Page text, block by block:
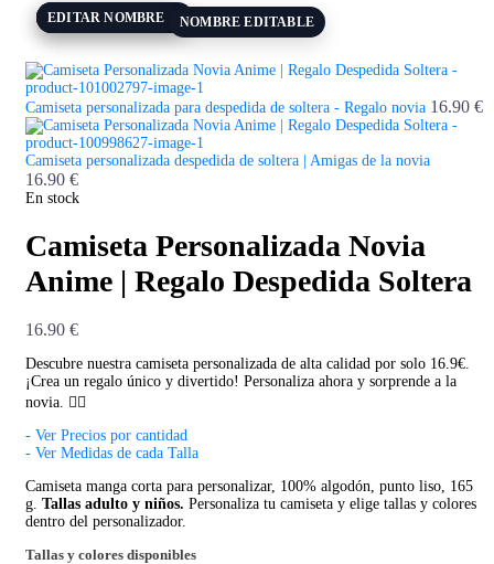
NOMBRE EDITABLE
Camiseta personalizada para despedida de soltera - Regalo novia 16.90 €
Camiseta personalizada despedida de soltera | Amigas de la novia
16.90 €
En stock
Camiseta Personalizada Novia
Anime | Regalo Despedida Soltera
16.90 €
Descubre nuestra camiseta personalizada de alta calidad por solo 16.9€.
¡Crea un regalo único y divertido! Personaliza ahora y sorprende a la
novia. 👰‍♀️
- Ver Precios por cantidad
- Ver Medidas de cada Talla
Camiseta manga corta para personalizar, 100% algodón, punto liso, 165
g. Tallas adulto y niños. Personaliza tu camiseta y elige tallas y colores
dentro del personalizador.
Tallas y colores disponibles
NOMBRE EDITABLE
FECHA EDITABLE
EDITAR NOMBRE